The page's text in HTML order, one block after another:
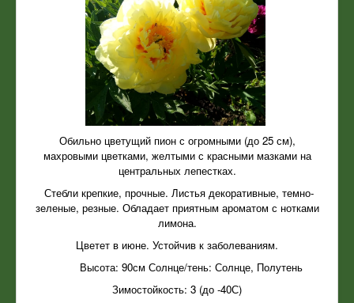
Обильно цветущий пион с огромными (до 25 см),
махровыми цветками, желтыми с красными мазками на
центральных лепестках.
Стебли крепкие, прочные. Листья декоративные, темно-
зеленые, резные. Обладает приятным ароматом с нотками
лимона.
Цветет в июне. Устойчив к заболеваниям.
Высота: 90см Солнце/тень: Солнце, Полутень
Зимостойкость: 3 (до -40С)